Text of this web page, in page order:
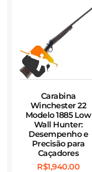
Carabina
Winchester 22
Modelo 1885 Low
Wall Hunter:
Desempenho e
Precisão para
Caçadores
R$1,940.00